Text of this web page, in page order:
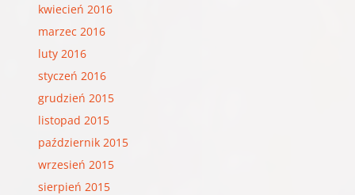
kwiecień 2016
marzec 2016
luty 2016
styczeń 2016
grudzień 2015
listopad 2015
październik 2015
wrzesień 2015
sierpień 2015